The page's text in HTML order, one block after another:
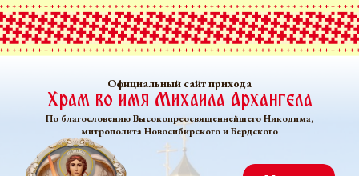
Официальный сайт прихода
Храм во имя Михаила Архангела
По благословению Высокопреосвященнейшего Никодима,
митрополита Новосибирского и Бердского